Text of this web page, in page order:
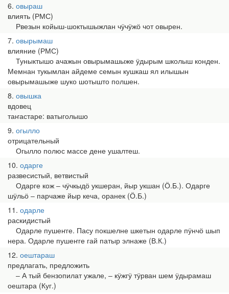
6 овыраш
влиять (РМС)
Рвезын койыш-шоктышыжлан чӱчӱжӧ чот овырен.
7 овырымаш
влияние (РМС)
Туныктышо ачажын овырымашыже ӱдырым школыш конден.
Мемнан тукымлан айдеме семын кушкаш ял илышын
овырымашыже шуко шотышто полшен.
8 овышка
вдовец
таҥастаре: ватыголышо
9 огылло
отрицательный
Огылло полюс массе дене ушалтеш.
10 одарге
развесистый, ветвистый
Одарге кож ‒ чӱчкыдӧ укшеран, йыр укшан (Ӧ.Б.). Одарге
шӱльӧ ‒ парчаже йыр кеча, оранек (Ӧ.Б.)
11 одарле
раскидистый
Одарле пушеҥге. Пасу покшелне шкетын одарле пӱнчӧ шып
нера. Одарле пушеҥге гай патыр элнаже (В.К.)
12 оештараш
предлагать, предложить
‒ А тый бензопилат ужале, ‒ кӱжгӱ тӱрван шем ӱдырамаш
оештара (Куг.)